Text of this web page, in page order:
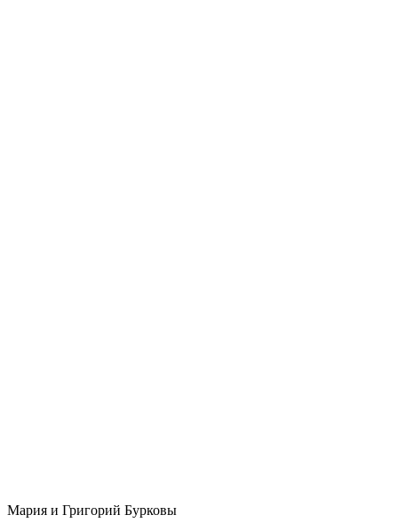
Мария и Григорий Бурковы